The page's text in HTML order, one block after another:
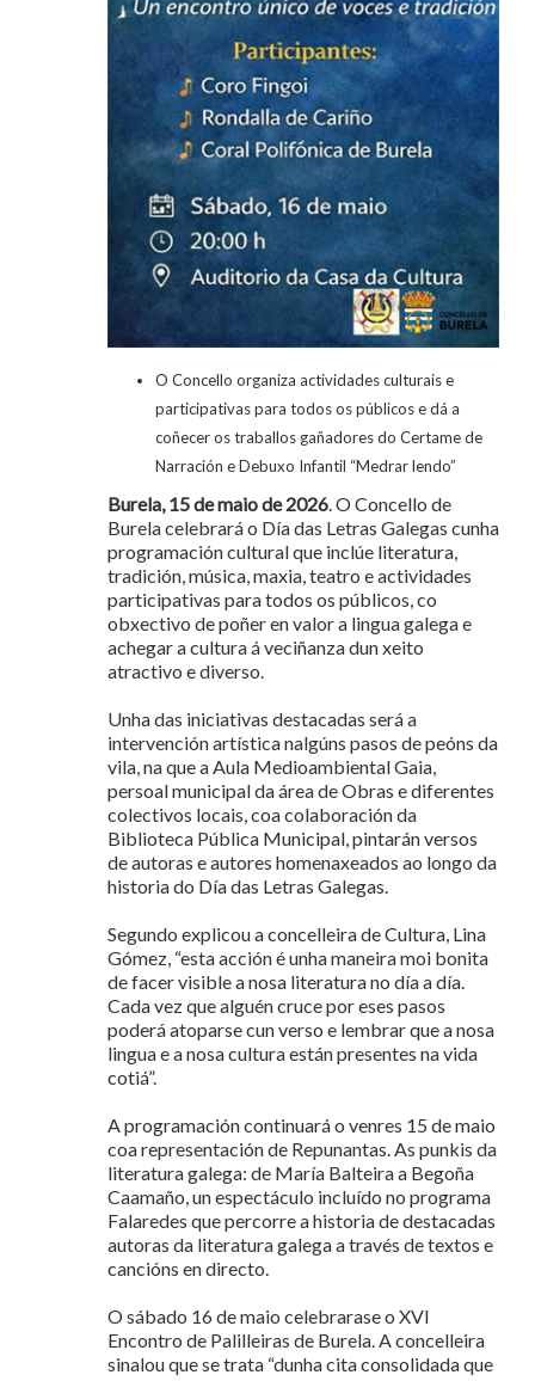
O Concello organiza actividades culturais e
participativas para todos os públicos e dá a
coñecer os traballos gañadores do Certame de
Narración e Debuxo Infantil “Medrar lendo”
Burela, 15 de maio de 2026 . O Concello de
Burela celebrará o Día das Letras Galegas cunha
programación cultural que inclúe literatura,
tradición, música, maxia, teatro e actividades
participativas para todos os públicos, co
obxectivo de poñer en valor a lingua galega e
achegar a cultura á veciñanza dun xeito
atractivo e diverso.
Unha das iniciativas destacadas será a
intervención artística nalgúns pasos de peóns da
vila, na que a Aula Medioambiental Gaia,
persoal municipal da área de Obras e diferentes
colectivos locais, coa colaboración da
Biblioteca Pública Municipal, pintarán versos
de autoras e autores homenaxeados ao longo da
historia do Día das Letras Galegas.
Segundo explicou a concelleira de Cultura, Lina
Gómez, “esta acción é unha maneira moi bonita
de facer visible a nosa literatura no día a día.
Cada vez que alguén cruce por eses pasos
poderá atoparse cun verso e lembrar que a nosa
lingua e a nosa cultura están presentes na vida
cotiá”.
A programación continuará o venres 15 de maio
coa representación de Repunantas. As punkis da
literatura galega: de María Balteira a Begoña
Caamaño, un espectáculo incluído no programa
Falaredes que percorre a historia de destacadas
autoras da literatura galega a través de textos e
cancións en directo.
O sábado 16 de maio celebrarase o XVI
Encontro de Palilleiras de Burela. A concelleira
sinalou que se trata “dunha cita consolidada que